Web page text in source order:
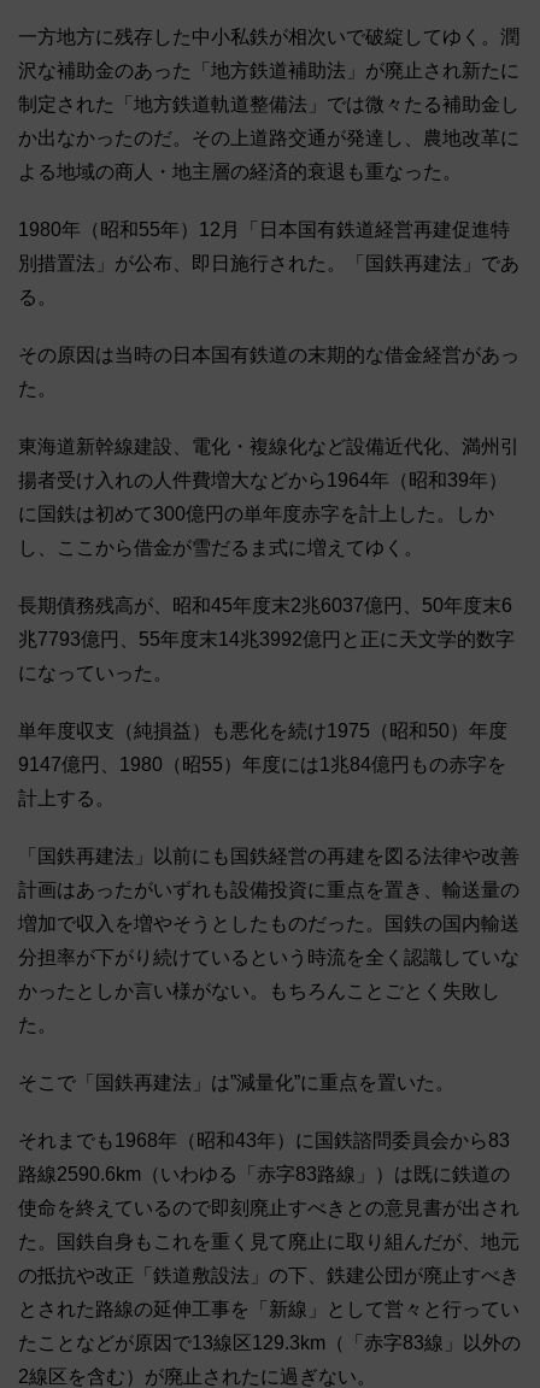
一方地方に残存した中小私鉄が相次いで破綻してゆく。潤
沢な補助金のあった「地方鉄道補助法」が廃止され新たに
制定された「地方鉄道軌道整備法」では微々たる補助金し
か出なかったのだ。その上道路交通が発達し、農地改革に
よる地域の商人・地主層の経済的衰退も重なった。
1980年（昭和55年）12月「日本国有鉄道経営再建促進特
別措置法」が公布、即日施行された。「国鉄再建法」であ
る。
その原因は当時の日本国有鉄道の末期的な借金経営があっ
た。
東海道新幹線建設、電化・複線化など設備近代化、満州引
揚者受け入れの人件費増大などから1964年（昭和39年）
に国鉄は初めて300億円の単年度赤字を計上した。しか
し、ここから借金が雪だるま式に増えてゆく。
長期債務残高が、昭和45年度末2兆6037億円、50年度末6
兆7793億円、55年度末14兆3992億円と正に天文学的数字
になっていった。
単年度収支（純損益）も悪化を続け1975（昭和50）年度
9147億円、1980（昭55）年度には1兆84億円もの赤字を
計上する。
「国鉄再建法」以前にも国鉄経営の再建を図る法律や改善
計画はあったがいずれも設備投資に重点を置き、輸送量の
増加で収入を増やそうとしたものだった。国鉄の国内輸送
分担率が下がり続けているという時流を全く認識していな
かったとしか言い様がない。もちろんことごとく失敗し
た。
そこで「国鉄再建法」は”減量化”に重点を置いた。
それまでも1968年（昭和43年）に国鉄諮問委員会から83
路線2590.6km（いわゆる「赤字83路線」）は既に鉄道の
使命を終えているので即刻廃止すべきとの意見書が出され
た。国鉄自身もこれを重く見て廃止に取り組んだが、地元
の抵抗や改正「鉄道敷設法」の下、鉄建公団が廃止すべき
とされた路線の延伸工事を「新線」として営々と行ってい
たことなどが原因で13線区129.3km（「赤字83線」以外の
2線区を含む）が廃止されたに過ぎない。